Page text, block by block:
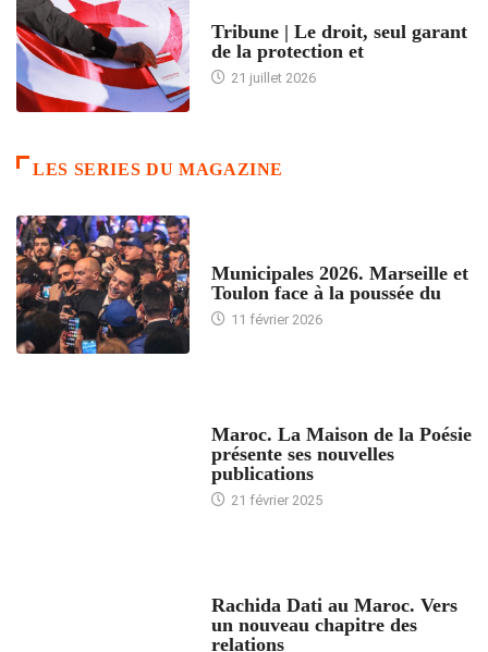
Tribune | Le droit, seul garant
de la protection et
21 juillet 2026
LES SERIES DU MAGAZINE
Municipales 2026. Marseille et
Toulon face à la poussée du
11 février 2026
Maroc. La Maison de la Poésie
présente ses nouvelles
publications
21 février 2025
Rachida Dati au Maroc. Vers
un nouveau chapitre des
relations